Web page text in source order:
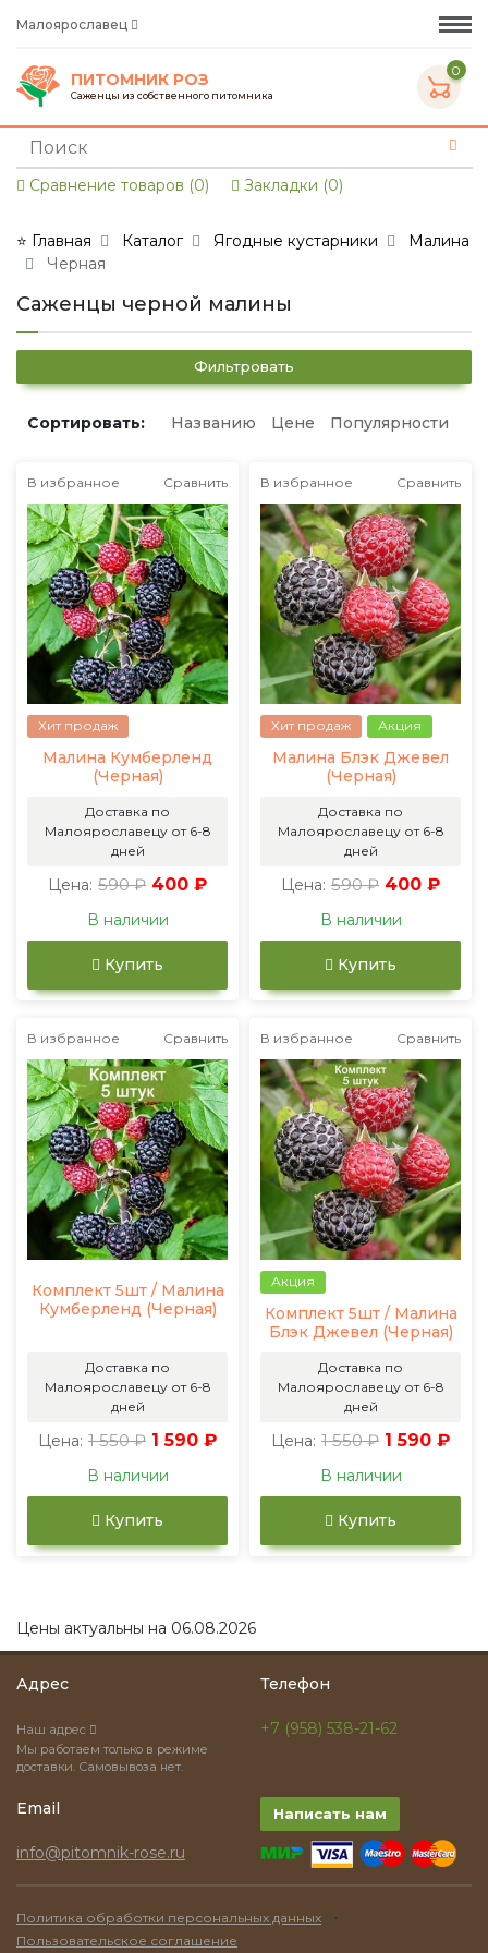
Малоярославец
ПИТОМНИК РОЗ
Саженцы из собственного питомника
0
Сравнение товаров (0) Закладки (0)
⭐ Главная Каталог Ягодные кустарники
Малина
Черная
Саженцы черной малины
Фильтровать
Сортировать: Названию Цене Популярности
В избранное Сравнить
Хит продаж
Малина Кумберленд
(Черная)
Доставка по
Малоярославецу от 6-8
дней
Цена: 590 ₽ 400 ₽
В наличии
Купить
В избранное Сравнить
Хит продаж Акция
Малина Блэк Джевел
(Черная)
Доставка по
Малоярославецу от 6-8
дней
Цена: 590 ₽ 400 ₽
В наличии
Купить
В избранное Сравнить
Комплект 5шт / Малина
Кумберленд (Черная)
Доставка по
Малоярославецу от 6-8
дней
Цена: 1 550 ₽ 1 590 ₽
В наличии
Купить
В избранное Сравнить
Акция
Комплект 5шт / Малина
Блэк Джевел (Черная)
Доставка по
Малоярославецу от 6-8
дней
Цена: 1 550 ₽ 1 590 ₽
В наличии
Купить
Цены актуальны на 06.08.2026
Адрес
Наш адрес
Мы работаем только в режиме
доставки. Самовывоза нет.
Телефон
+7 (958) 538-21-62
Email
info@pitomnik-rose.ru
Написать нам
Политика обработки персональных данных ·
Пользовательское соглашение